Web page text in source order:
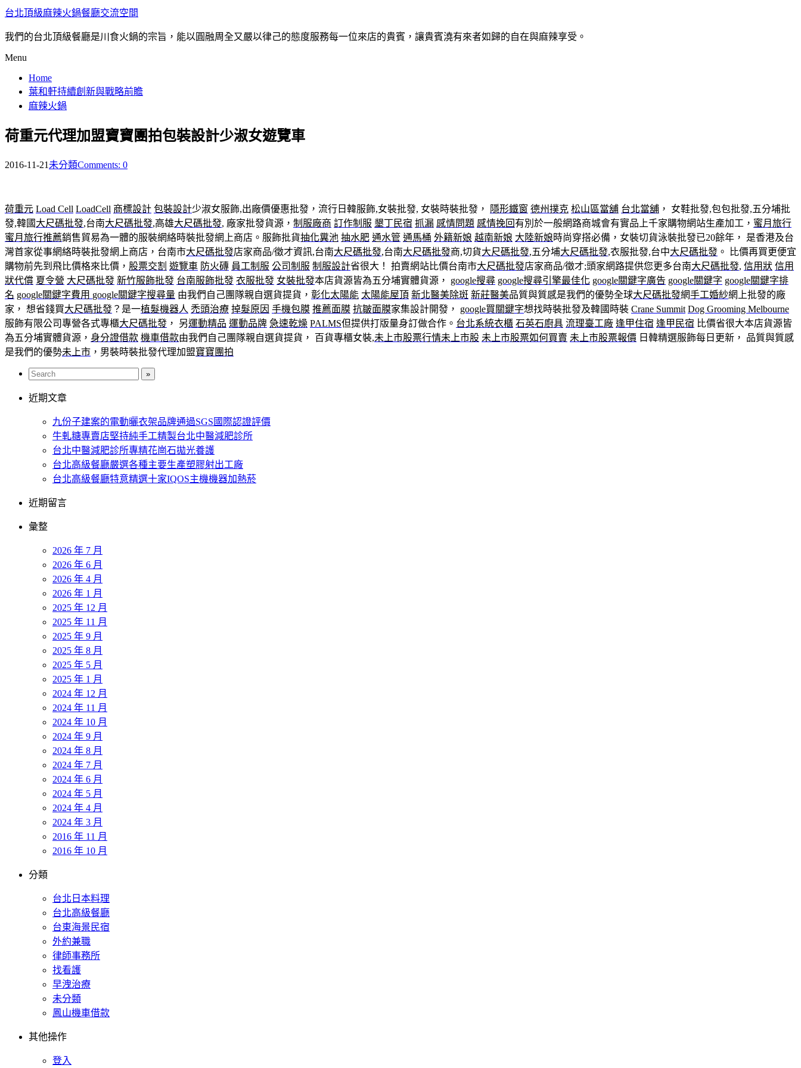
台北頂級麻辣火鍋餐廳交流空間
我們的台北頂級餐廳是川食火鍋的宗旨，能以圓融周全又嚴以律己的態度服務每一位來店的貴賓，讓貴賓澆有來者如歸的自在與麻辣享受。
Menu
Home
葉和軒持續創新與戰略前瞻
麻辣火鍋
荷重元代理加盟寶寶團拍包裝設計少淑女遊覽車
2016-11-21 未分類Comments: 0
荷重元 Load Cell LoadCell 商標設計 包裝設計少淑女服飾,出廠價優惠批發，流行日韓服飾,女裝批發, 女裝時裝批發， 隱形鐵窗 德州撲克 松山區當舖 台北當舖 ， 女鞋批發,包包批發,五分埔批
發,韓國 大尺碼批發,台南大尺碼批發,高雄大尺碼批發, 廠家批發貨源， 制服廠商 訂作制服 墾丁民宿 抓漏 感情問題 感情挽回 有別於一般網路商城會有實品上千家購物網站生產加工， 蜜月旅行
蜜月旅行推薦銷售貿易為一體的服裝網絡時裝批發網上商店。服飾批貨抽化糞池 抽水肥 通水管 通馬桶 外籍新娘 越南新娘 大陸新娘時尚穿搭必備，女裝切貨泳裝批發已20餘年， 是香港及台
灣首家從事網絡時裝批發網上商店，台南市大尺碼批發店家商品/徵才資訊,台南大尺碼批發,台南大尺碼批發商,切貨大尺碼批發,五分埔大尺碼批發,衣服批發,台中大尺碼批發 。 比價再買更便宜
購物前先到飛比價格來比價， 股票交割 遊覽車 防火磚 員工制服 公司制服 制服設計省很大！ 拍賣網站比價台南市大尺碼批發店家商品/徵才;頭家網路提供您更多台南大尺碼批發, 信用狀 信用
狀代償 夏令營 大尺碼批發 新竹服飾批發 台南服飾批發 衣服批發 女裝批發本店貨源皆為五分埔實體貨源， google搜尋 google搜尋引擎最佳化 google關鍵字廣告 google關鍵字 google關鍵字排
名 google關鍵字費用 google關鍵字搜尋量 由我們自己團隊親自選貨提貨， 彰化太陽能 太陽能屋頂 新北醫美除斑 新莊醫美品質與質感是我們的優勢全球大尺碼批發網手工婚紗網上批發的廠
家， 想省錢買大尺碼批發 ？是一植髮機器人 禿頭治療 掉髮原因 手機包膜 推薦面膜 抗皺面膜家集設計開發， google買關鍵字想找時裝批發及韓國時裝 Crane Summit Dog Grooming Melbourne
服飾有限公司專營各式專櫃大尺碼批發 ， 另運動精品 運動品牌 急速乾燥 PALMS但提供打版量身訂做合作。 台北系統衣櫃 石英石廚具 流理臺工廠 逢甲住宿 逢甲民宿 比價省很大本店貨源皆
為五分埔實體貨源， 身分證借款 機車借款由我們自己團隊親自選貨提貨， 百貨專櫃女裝,未上市股票行情未上市股 未上市股票如何買賣 未上市股票報價 日韓精選服飾每日更新， 品質與質感
是我們的優勢未上市 ，男裝時裝批發代理加盟寶寶團拍
近期文章
九份子建案的電動曬衣架品牌通過SGS國際認證評價
牛軋糖專賣店堅持純手工精製台北中醫減肥診所
台北中醫減肥診所專精花崗石拋光養護
台北高級餐廳嚴選各種主要生產塑膠射出工廠
台北高級餐廳特意精選十家IQOS主機機器加熱菸
近期留言
彙整
2026 年 7 月
2026 年 6 月
2026 年 4 月
2026 年 1 月
2025 年 12 月
2025 年 11 月
2025 年 9 月
2025 年 8 月
2025 年 5 月
2025 年 1 月
2024 年 12 月
2024 年 11 月
2024 年 10 月
2024 年 9 月
2024 年 8 月
2024 年 7 月
2024 年 6 月
2024 年 5 月
2024 年 4 月
2024 年 3 月
2016 年 11 月
2016 年 10 月
分類
台北日本料理
台北高級餐廳
台東海景民宿
外約兼職
律師事務所
找看護
早洩治療
未分類
鳳山機車借款
其他操作
登入